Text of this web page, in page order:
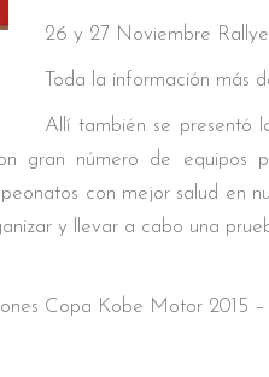
26 y 27 Noviembre
Toda la información
Allí también se presentó
gran número de equipos
con mejor salud en
y llevar a cabo una
Copa Kobe Motor 2015